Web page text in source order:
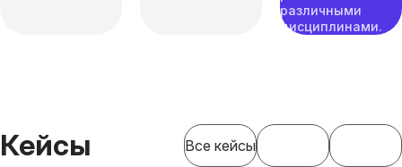
различными
дисциплинами.
Кейсы Все кейсы